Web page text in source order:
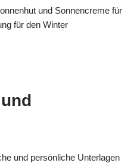
und Sonnencreme für
für den Winter
und persönliche Unterlagen